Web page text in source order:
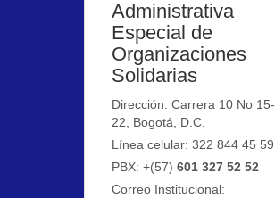
Administrativa
Especial de
Organizaciones
Solidarias
Dirección: Carrera 10 No 15-
22, Bogotá, D.C.
Línea celular: 322 844 45 59
PBX: +(57)601 327 52 52
Correo Institucional: